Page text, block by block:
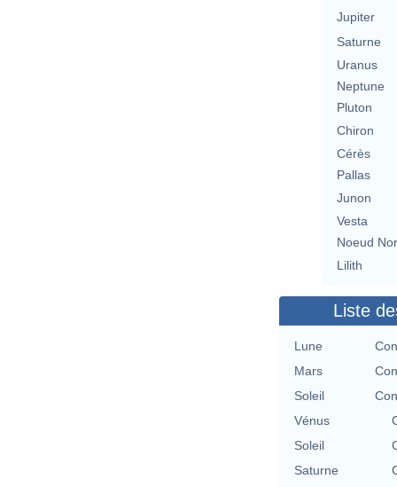
Jupiter
Saturne
Uranus
Neptune
Pluton
Chiron
Cérès
Pallas
Junon
Vesta
Noeud
Lilith
Liste
Lune
Mars
Soleil
Vénus
Soleil
Saturne